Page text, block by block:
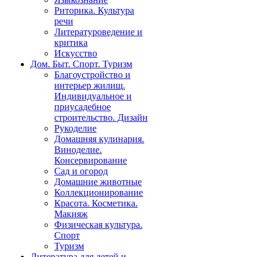
Риторика. Культура
речи
Литературоведение и
критика
Искусство
Дом. Быт. Спорт. Туризм
Благоустройство и
интерьер жилищ.
Индивидуальное и
приусадебное
строительство. Дизайн
Рукоделие
Домашняя кулинария.
Виноделие.
Консервирование
Сад и огород
Домашние животные
Коллекционирование
Красота. Косметика.
Макияж
Физическая культура.
Спорт
Туризм